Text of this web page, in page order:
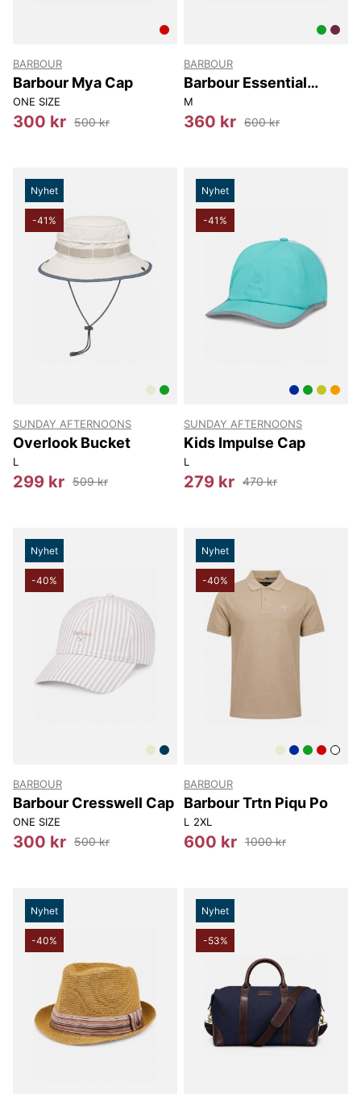
BARBOUR
Barbour Mya Cap
ONE SIZE
300 kr 500 kr
BARBOUR
Barbour Essential
Sports T-shirt
M
360 kr 600 kr
Nyhet
-41%
SUNDAY AFTERNOONS
Overlook Bucket
L
299 kr 509 kr
Nyhet
-41%
SUNDAY AFTERNOONS
Kids Impulse Cap
L
279 kr 470 kr
Nyhet
-40%
BARBOUR
Barbour Cresswell Cap
ONE SIZE
300 kr 500 kr
Nyhet
-40%
BARBOUR
Barbour Trtn Piqu Po
L 2XL
600 kr 1000 kr
Nyhet
-40%
Nyhet
-53%